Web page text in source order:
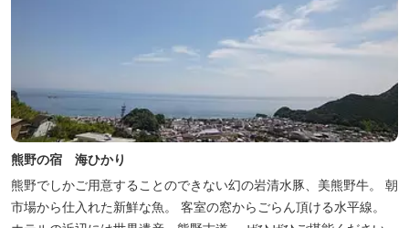
熊野の宿 海ひかり
熊野でしかご用意することのできない幻の岩清水豚、美熊野牛。 朝
市場から仕入れた新鮮な魚。 客室の窓からごらん頂ける水平線。